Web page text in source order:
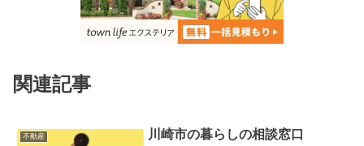
関連記事
不動産 川崎市の暮らしの相談窓口